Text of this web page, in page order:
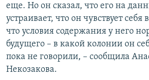
еще. Но он сказал, что его на
устраивает, что он чувствует себя
что условия содержания у него
будущего – в какой колонии он
пока не говорили, – сообщила
Некозакова.